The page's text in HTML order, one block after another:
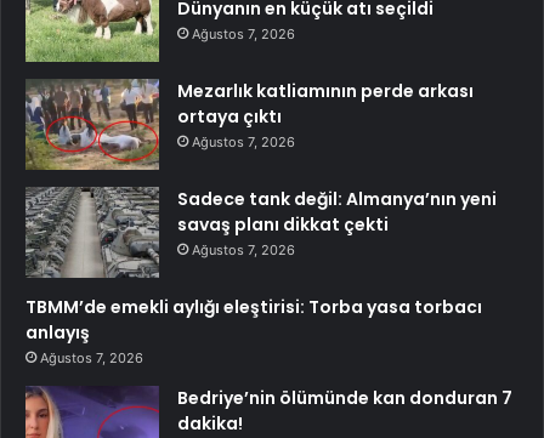
Dünyanın en küçük atı seçildi
Ağustos 7, 2026
Mezarlık katliamının perde arkası
ortaya çıktı
Ağustos 7, 2026
Sadece tank değil: Almanya’nın yeni
savaş planı dikkat çekti
Ağustos 7, 2026
TBMM’de emekli aylığı eleştirisi: Torba yasa torbacı
anlayış
Ağustos 7, 2026
Bedriye’nin ölümünde kan donduran 7
dakika!